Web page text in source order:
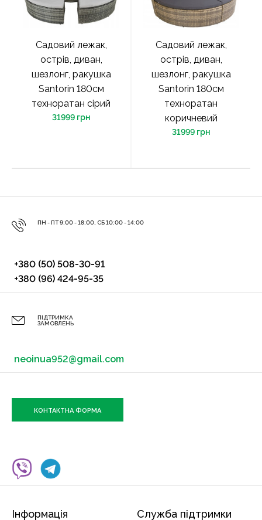
Садовий лежак,
острів, диван,
шезлонг, ракушка
Santorin 180см
техноратан сірий
31999 грн
Садовий лежак,
острів, диван,
шезлонг, ракушка
Santorin 180см
техноратан
коричневий
31999 грн
ПН - ПТ 9:00 - 18:00, СБ 10:00 - 14:00
+380 (50) 508-30-91
+380 (96) 424-95-35
ПІДТРИМКА
ЗАМОВЛЕНЬ
neoinua952@gmail.com
КОНТАКТНА ФОРМА
Інформація Служба підтримки